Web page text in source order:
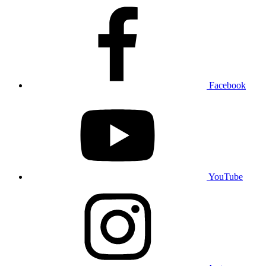
Facebook
YouTube